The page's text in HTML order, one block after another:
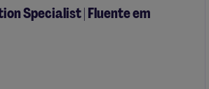
Specialist | Fluente em